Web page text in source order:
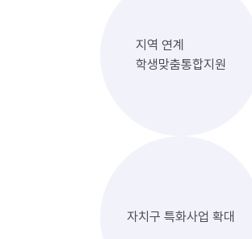
지역 연계
학생맞춤통합지원
자치구 특화사업 확대